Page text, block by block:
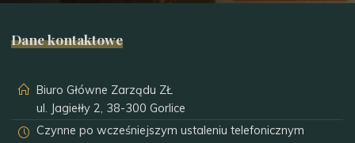
Dane kontaktowe
Biuro Główne Zarządu ZŁ
ul. Jagiełły 2, 38-300 Gorlice
Czynne po wcześniejszym ustaleniu telefonicznym